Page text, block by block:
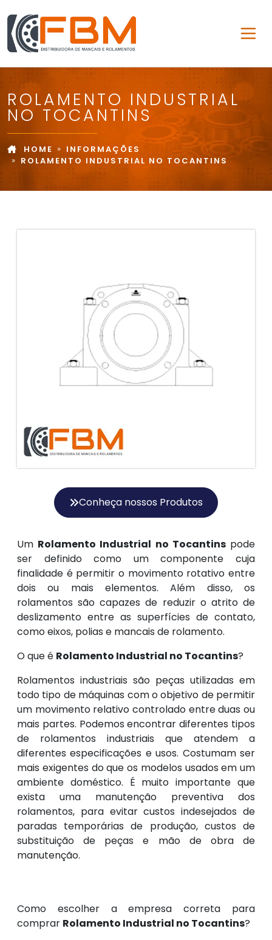
ROLAMENTO INDUSTRIAL
NO TOCANTINS
HOME
INFORMAÇÕES
ROLAMENTO INDUSTRIAL NO TOCANTINS
Um Rolamento Industrial no Tocantinspode
ser definido como um componente cuja
finalidade é permitir o movimento rotativo entre
dois ou mais elementos. Além disso, os
rolamentos são capazes de reduzir o atrito de
deslizamento entre as superfícies de contato,
como eixos, polias e mancais de rolamento.
O que é Rolamento Industrial no Tocantins?
Rolamentos industriais são peças utilizadas em
todo tipo de máquinas com o objetivo de permitir
um movimento relativo controlado entre duas ou
mais partes. Podemos encontrar diferentes tipos
de rolamentos industriais que atendem a
diferentes especificações e usos. Costumam ser
mais exigentes do que os modelos usados em um
ambiente doméstico. É muito importante que
exista uma manutenção preventiva dos
rolamentos, para evitar custos indesejados de
paradas temporárias de produção, custos de
substituição de peças e mão de obra de
manutenção.
Conheça nossos Produtos
Como escolher a empresa correta para
comprar Rolamento Industrial no Tocantins?